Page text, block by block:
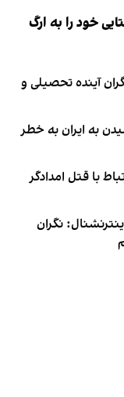
خود را به ارگ
آینده تحصیلی و
به ایران به خطر
با قتل امدادگر
نگران